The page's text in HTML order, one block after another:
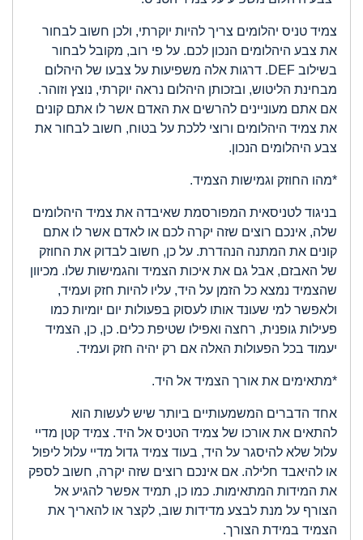
צמיד טניס יהלומים צריך להיות יוקרתי, ולכן חשוב לבחור
את צבע היהלומים הנכון לכם. על פי רוב, מקובל לבחור
בשילוב DEF. דרגות אלה משפיעות על צבעו של היהלום
מבחינת הליטוש, ובזכותן היהלום נראה יוקרתי, נוצץ וזוהר.
אם אתם מעוניינים להרשים את האדם אשר לו אתם קונים
את צמיד היהלומים ורוצי ללכת על בטוח, חשוב לבחור את
צבע היהלומים הנכון.
*מהו החוזק וגמישות הצמיד.
בניגוד לטניסאית המפורסמת שאיבדה את צמיד היהלומים
שלה, אינכם רוצים שזה יקרה לכם או לאדם אשר לו אתם
קונים את המתנה הנהדרת. על כן, חשוב לבדוק את החוזק
של האבזם, אבל גם את איכות הצמיד והגמישות שלו. מכיוון
שהצמיד נמצא כל הזמן על היד, עליו להיות חזק ועמיד,
ולאפשר למי שעונד אותו לעסוק בפעולות יום יומיות כמו
פעילות גופנית, רחצה ואפילו שטיפת כלים. כן, כן, הצמיד
יעמוד בכל הפעולות האלה אם רק יהיה חזק ועמיד.
*מתאימים את אורך הצמיד אל היד.
אחד הדברים המשמעותיים ביותר שיש לעשות הוא
להתאים את אורכו של צמיד הטניס אל היד. צמיד קטן מדיי
עלול שלא להיסגר על היד, בעוד צמיד גדול מדיי עלול ליפול
או להיאבד חלילה. אם אינכם רוצים שזה יקרה, חשוב לספק
את המידות המתאימות. כמו כן, תמיד אפשר להגיע אל
הצורף על מנת לבצע מדידות שוב, לקצר או להאריך את
הצמיד במידת הצורך.